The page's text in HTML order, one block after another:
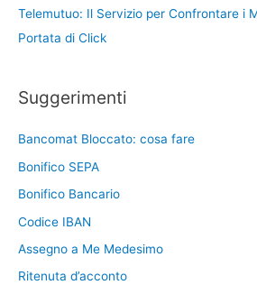
Telemutuo: Il Servizio per Confrontare i
Portata di Click
Suggerimenti
Bancomat Bloccato: cosa fare
Bonifico SEPA
Bonifico Bancario
Codice IBAN
Assegno a Me Medesimo
Ritenuta d’acconto